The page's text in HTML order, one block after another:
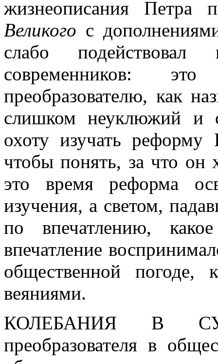
жизнеописания Петра
Великого с
слабо подействовал
современников:
преобразователю, как
слишком неуклюжий и
охоту изучать
чтобы понять, за что он
это время реформа
изучения, а светом,
по впечатлению,
впечатление
общественной погоде,
веяниями.
КОЛЕБАНИЯ В
преобразователя в